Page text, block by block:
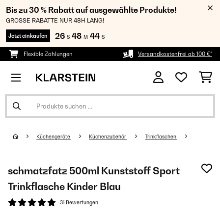
Bis zu 30 % Rabatt auf ausgewählte Produkte!
GROSSE RABATTE NUR 48H LANG!
Jetzt einkaufen 26 S 48 M 43 S
Flexible Zahlungen Versandkostenfrei ab 100 €*
Küchengeräte Küchenzubehör Trinkflaschen
schmatzfatz 500ml Kunststoff Sport
Trinkflasche Kinder Blau
31 Bewertungen